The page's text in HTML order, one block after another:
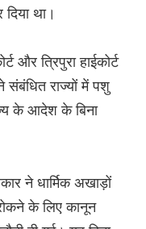
था।
और त्रिपुरा हाईकोर्ट
संबंधित राज्यों में पशु
के आदेश के बिना
ने धार्मिक अखाड़ों
के लिए कानून